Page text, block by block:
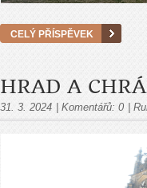
CELÝ PŘÍSPĚVEK
HRAD A
31. 3. 2024 Komentářů: 0